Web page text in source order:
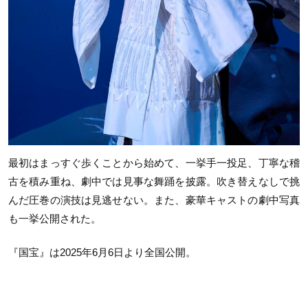
最初はまっすぐ歩くことから始めて、一挙手一投足、丁寧な稽
古を積み重ね、劇中では見事な舞踊を披露。吹き替えなしで挑
んだ圧巻の演技は見逃せない。また、豪華キャストの劇中写真
も一挙公開された。
『国宝』は2025年6月6日より全国公開。